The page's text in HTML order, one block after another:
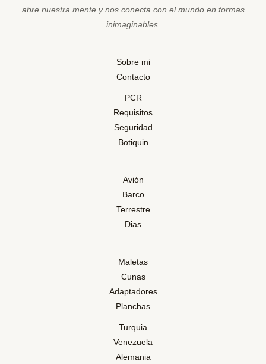
abre nuestra mente y nos conecta con el mundo en formas
inimaginables.
Sobre mi
Contacto
PCR
Requisitos
Seguridad
Botiquin
Avión
Barco
Terrestre
Dias
Maletas
Cunas
Adaptadores
Planchas
Turquia
Venezuela
Alemania